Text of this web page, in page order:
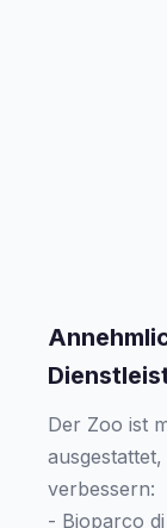
Der Zoo ist
verbessern:
- Bioparco